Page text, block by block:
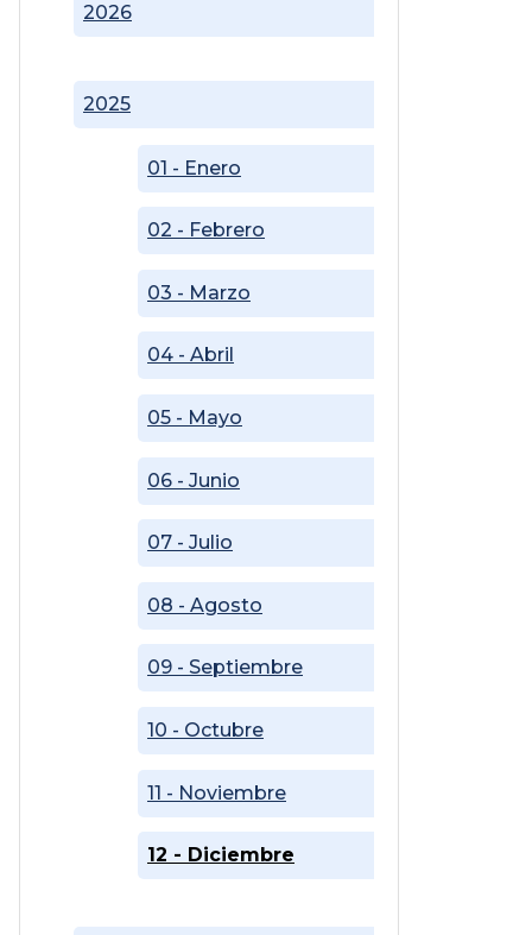
2025
01 - Enero
02 - Febrero
03 - Marzo
04 - Abril
05 - Mayo
06 - Junio
07 - Julio
08 - Agosto
09 - Septiembre
10 - Octubre
11 - Noviembre
12 - Diciembre
2026